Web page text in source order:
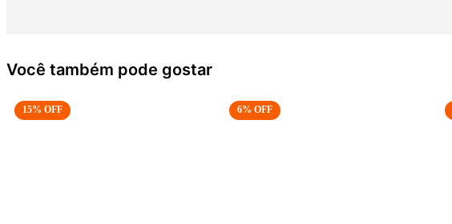
Você também pode gostar